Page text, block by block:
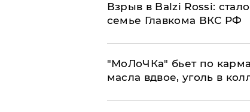
Взрыв в Balzi Rossi:
семье Главкома ВКС РФ
​"МоЛоЧКа" бьет по
масла вдвое, уголь в